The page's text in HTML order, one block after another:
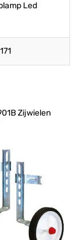
Led
Zijwielen